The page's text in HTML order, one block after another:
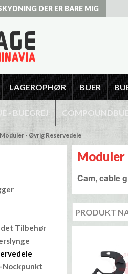
DER ER BARE MIG
LAGEROPHØR BUER
- BUEGREJ
Moduler - Øvrig Reservedele
Tilbehør
Nockpunkt
Moduler
Cam, cable